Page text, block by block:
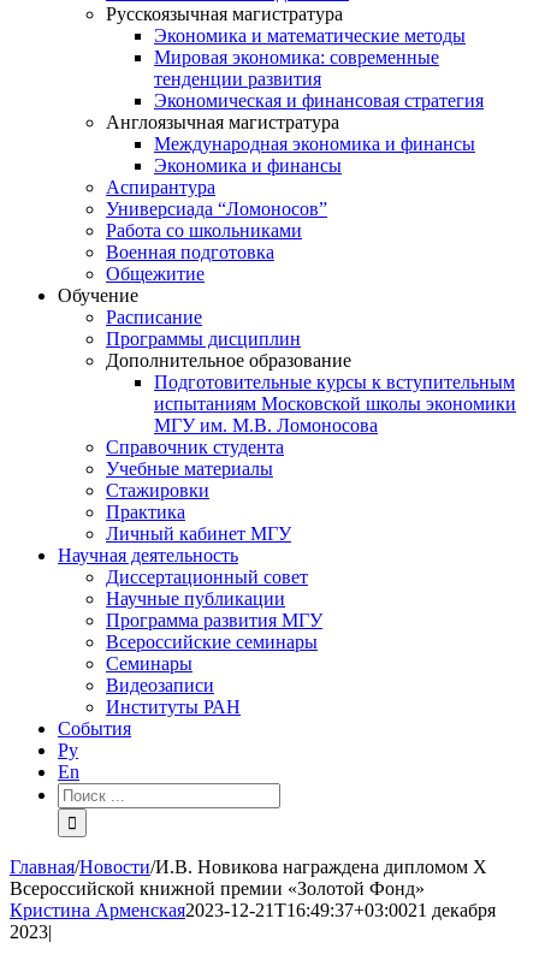
Русскоязычная магистратура
Экономика и математические методы
Мировая экономика: современные
тенденции развития
Экономическая и финансовая стратегия
Англоязычная магистратура
Международная экономика и финансы
Экономика и финансы
Аспирантура
Универсиада “Ломоносов”
Работа со школьниками
Военная подготовка
Общежитие
Обучение
Расписание
Программы дисциплин
Дополнительное образование
Подготовительные курсы к вступительным
испытаниям Московской школы экономики
МГУ им. М.В. Ломоносова
Справочник студента
Учебные материалы
Стажировки
Практика
Личный кабинет МГУ
Научная деятельность
Диссертационный совет
Научные публикации
Программа развития МГУ
Всероссийские семинары
Семинары
Видеозаписи
Институты РАН
События
Ру
En
Результат
поиска:
Главная/Новости/И.В. Новикова награждена дипломом X
Всероссийской книжной премии «Золотой Фонд»
Кристина Арменская2023-12-21T16:49:37+03:0021 декабря
2023|